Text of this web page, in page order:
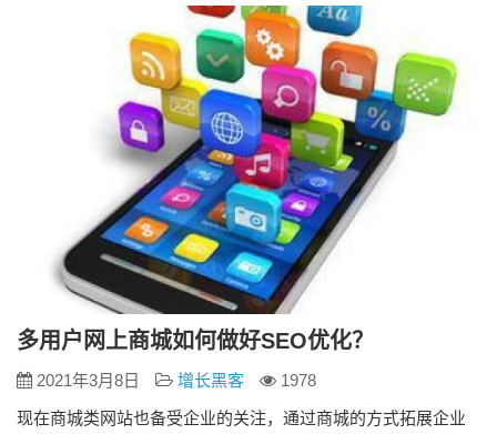
搜索引擎中的收录量如何。快照是否正常，快照日期是否正常
多用户网上商城如何做好SEO优化？
2021年3月8日 增长黑客
1978
现在商城类网站也备受企业的关注，通过商城的方式拓展企业